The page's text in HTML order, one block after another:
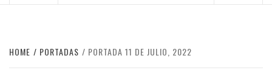
HOME PORTADAS PORTADA 11 DE JULIO, 2022